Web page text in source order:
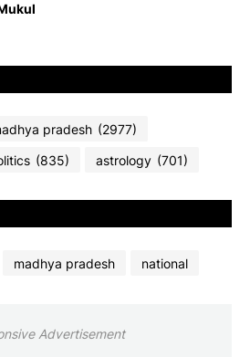
pradesh (2977)
(835) astrology (701)
madhya pradesh national
Advertisement